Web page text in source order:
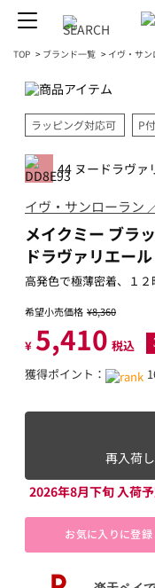
TOP > ブランド一覧 > イヴ・サン
ラッピング対応可 P
44 ヌードラヴァ
イヴ・サンローラン
メイクミー ブラ
ドラヴァリエール
高発色で極薄密着、１
希望小売価格 ¥8,360
¥ 5,410 税込
獲得ポイント：
再入荷
2026年8月下旬 入荷
お気に入りに登録